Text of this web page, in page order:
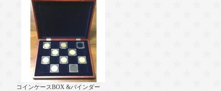
コインケースBOX &バインダー